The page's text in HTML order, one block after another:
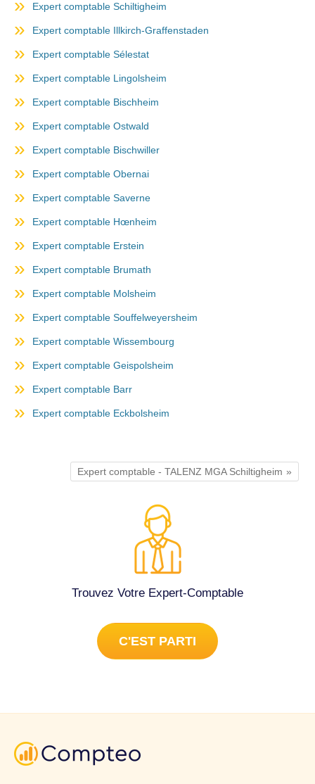
Expert comptable Schiltigheim
Expert comptable Illkirch-Graffenstaden
Expert comptable Sélestat
Expert comptable Lingolsheim
Expert comptable Bischheim
Expert comptable Ostwald
Expert comptable Bischwiller
Expert comptable Obernai
Expert comptable Saverne
Expert comptable Hœnheim
Expert comptable Erstein
Expert comptable Brumath
Expert comptable Molsheim
Expert comptable Souffelweyersheim
Expert comptable Wissembourg
Expert comptable Geispolsheim
Expert comptable Barr
Expert comptable Eckbolsheim
Expert comptable - TALENZ MGA Schiltigheim
Trouvez Votre Expert-Comptable
C'EST PARTI